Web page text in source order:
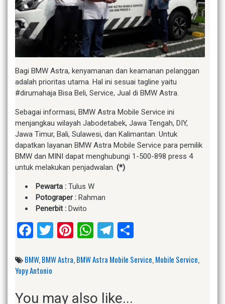
Bagi BMW Astra, kenyamanan dan keamanan pelanggan
adalah prioritas utama. Hal ini sesuai tagline yaitu
#dirumahaja Bisa Beli, Service, Jual di BMW Astra.
Sebagai informasi, BMW Astra Mobile Service ini
menjangkau wilayah Jabodetabek, Jawa Tengah, DIY,
Jawa Timur, Bali, Sulawesi, dan Kalimantan. Untuk
dapatkan layanan BMW Astra Mobile Service para pemilik
BMW dan MINI dapat menghubungi 1-500-898 press 4
untuk melakukan penjadwalan. (*)
Pewarta : Tulus W
Potograper : Rahman
Penerbit : Dwito
Facebook
Twitter
Pinterest
WhatsApp
Telegram
BMW,BMW Astra,BMW Astra Mobile Service,Mobile Service,
Yopy Antonio
You may also like...